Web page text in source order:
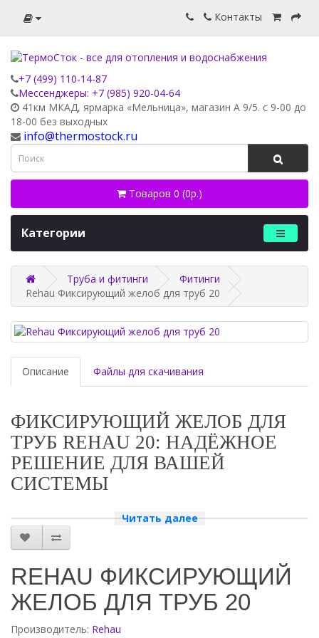
Контакты
+7 (499) 110-14-87
Мессенджеры: +7 (985) 920-04-64
41км МКАД, ярмарка «Мельница», магазин А 9/5. с 9-00 до
18-00 без выходных
info@thermostock.ru
Товаров 0 (0р.)
Категории
Труба и фитинги
Фитинги
Rehau Фиксирующий желоб для труб 20
Описание Файлы для скачивания
ФИКСИРУЮЩИЙ ЖЕЛОБ ДЛЯ
ТРУБ REHAU 20: НАДЁЖНОЕ
РЕШЕНИЕ ДЛЯ ВАШЕЙ
СИСТЕМЫ
ПРЕИМУЩЕСТВА ФИКСИРУЮЩЕГО ЖЕЛОБА REHAU
Фиксирующий желоб для труб Rehau 20 — это высококачественный
продукт, который обеспечивает надёжную фиксацию труб в системе
прочного материала, который устойчив к коррозии и механическим
повреждениям.
Почему стоит выбрать фиксирующий желоб Rehau?
Читать далее
REHAU ФИКСИРУЮЩИЙ
ЖЕЛОБ ДЛЯ ТРУБ 20
Производитель: Rehau